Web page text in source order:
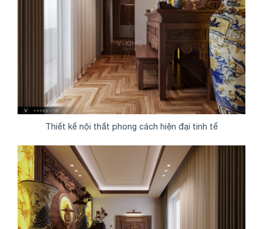
Thiết kế nội thất phong cách hiện đại tinh tế